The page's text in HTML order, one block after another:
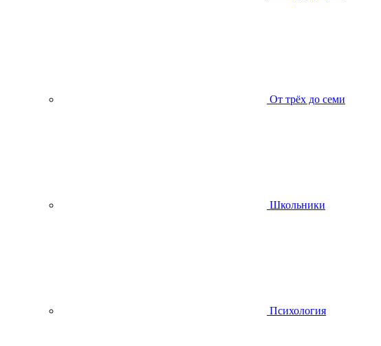
От трёх до семи
Школьники
Психология